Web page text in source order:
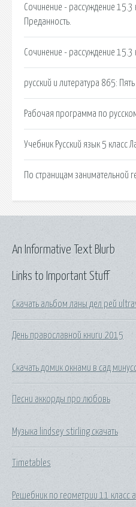
Сочинение - рассуждение 15.3
Преданность.
Сочинение - рассуждение 15.3
русский и литература 865:
Рабочая программа по
Учебник Русский язык 5 класс
По страницам занимательной
Links to Important Stuff
Скачать альбом ланы дел рей
День православной книги 2015
Скачать домик окнами в сад
Песни аккорды про любовь
Музыка lindsey stirling скачать
Timetables
Решебник по геометрии 11 класс
An Informative Text Blurb